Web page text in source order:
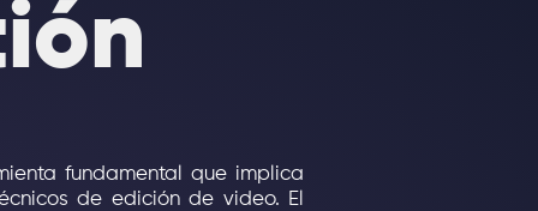
fundamental que implica
de edición de video. El